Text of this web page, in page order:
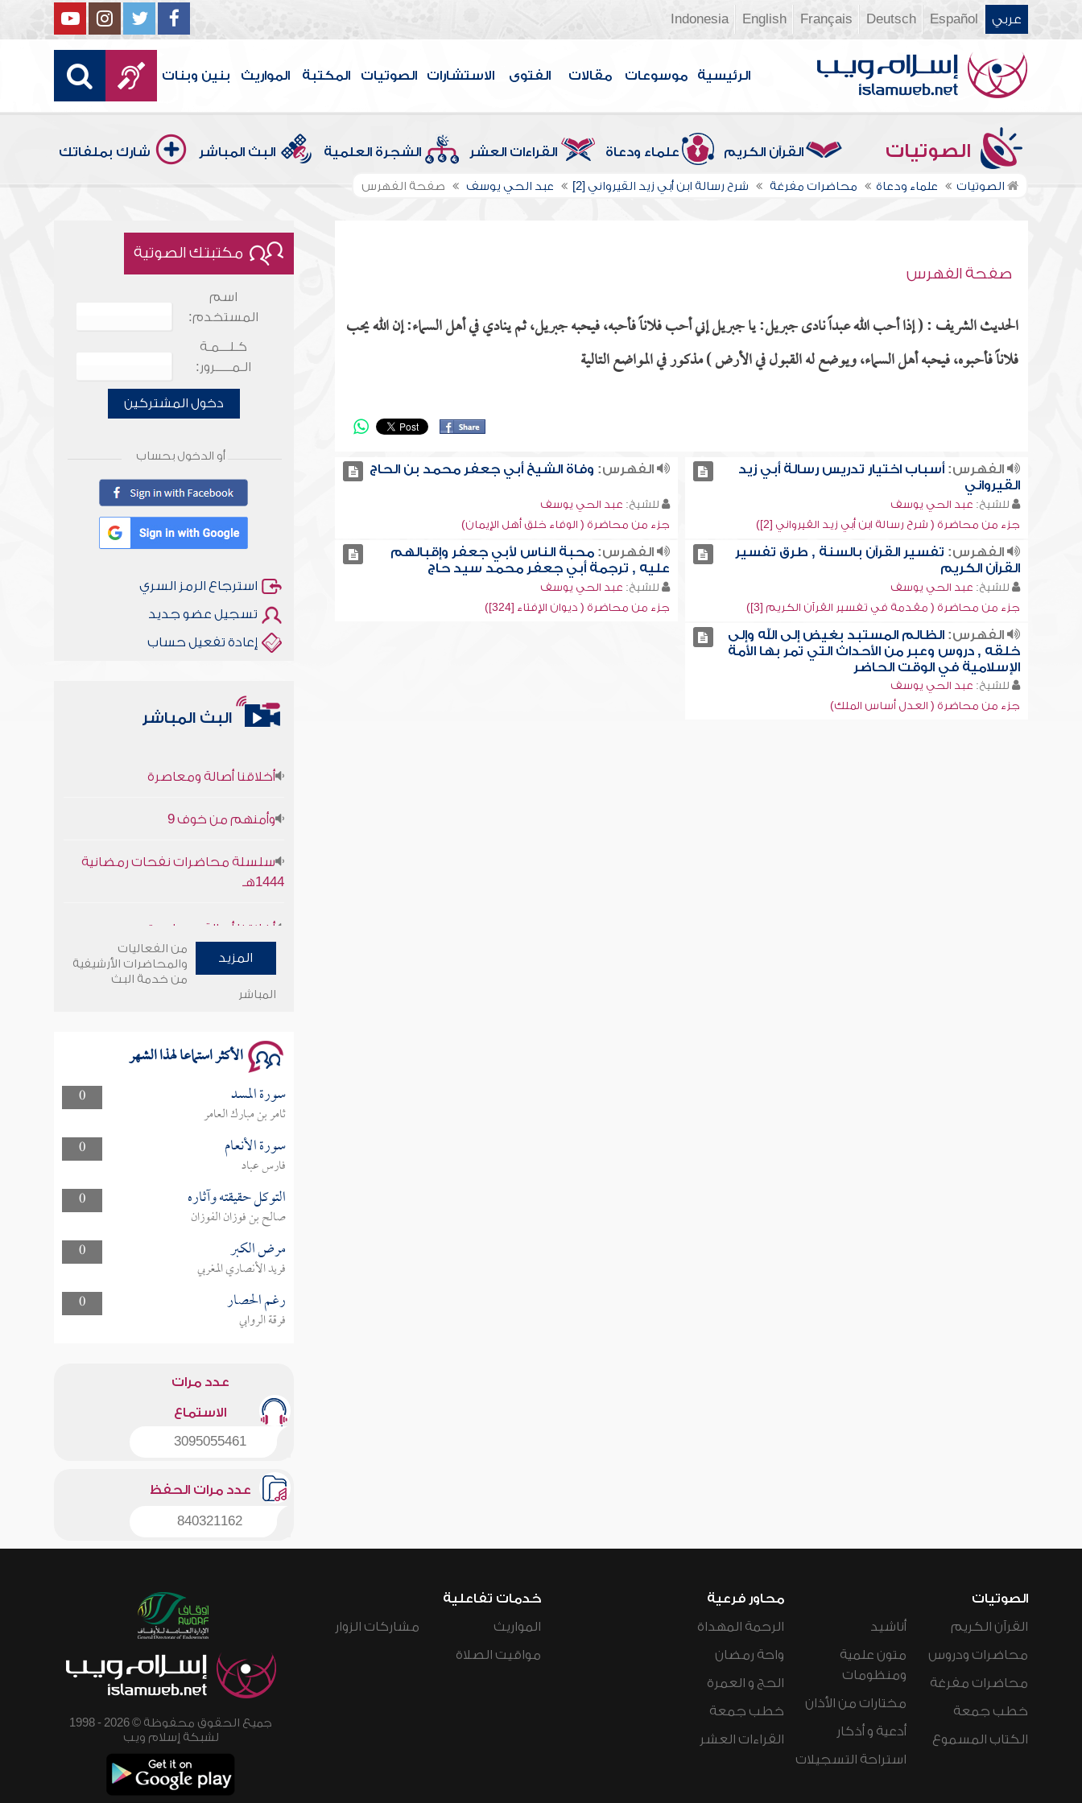
عربي Español
Deutsch
Français
English
Indonesia
الرئيسية موسوعات مقالات الفتوى الاستشارات الصوتيات المكتبة المواريث بنين وبنات
الصوتيات القرآن الكريم علماء ودعاة القراءات العشر الشجرة العلمية البث المباشر شارك بملفاتك
الصوتيات علماء ودعاة محاضرات مفرغة شرح رسالة ابن أبي زيد القيرواني [2] عبد الحي يوسف صفحة الفهرس
صفحة الفهرس
الحديث الشريف : ( إذا أحب الله عبداً نادى جبريل: يا جبريل إني أحب فلاناً فأحبه، فيحبه جبريل، ثم ينادي في أهل السماء: إن الله يحب
فلاناً فأحبوه، فيحبه أهل السماء، ويوضع له القبول في الأرض ) مذكور في المواضع التالية
الفهرس:أسباب اختيار تدريس رسالة أبي زيد
القيرواني
للشيخ: عبد الحي يوسف
جزء من محاضرة ( شرح رسالة ابن أبي زيد القيرواني [2])
الفهرس: وفاة الشيخ أبي جعفر محمد بن الحاج
للشيخ: عبد الحي يوسف
جزء من محاضرة ( الوفاء خلق أهل الإيمان)
الفهرس: تفسير القرآن بالسنة , طرق تفسير
القرآن الكريم
للشيخ: عبد الحي يوسف
جزء من محاضرة ( مقدمة في تفسير القرآن الكريم [3])
الفهرس: محبة الناس لأبي جعفر وإقبالهم
عليه , ترجمة أبي جعفر محمد سيد حاج
للشيخ: عبد الحي يوسف
جزء من محاضرة ( ديوان الإفتاء [324])
الفهرس:الظالم المستبد بغيض إلى الله وإلى
خلقه , دروس وعبر من الأحداث التي تمر بها الأمة
الإسلامية في الوقت الحاضر
للشيخ: عبد الحي يوسف
جزء من محاضرة ( العدل أساس الملك)
مكتبتك الصوتية
اسم
المستخدم:
كـلـــمـة
الـمـــــرور:
دخول المشتركين
أو الدخول بحساب
استرجاع الرمز السري
تسجيل عضو جديد
إعادة تفعيل حساب
البث المباشر
1444هـ
وأمنهم من خوف 9
سلسلة محاضرات نفحات رمضانية
المزيد
من الفعاليات
والمحاضرات الأرشيفية
من خدمة البث
المباشر
الأكثر استماعا لهذا الشهر
0 سورة المسد
ثامر بن مبارك العامر
0
سورة الأنعام
فارس عباد
0
التوكل حقيقته وآثاره
صالح بن فوزان الفوزان
0
مرض الكبر
فريد الأنصاري المغربي
0
رغم الحصار
فرقة الروابي
عدد مرات
الاستماع
3095055461
عدد مرات الحفظ
840321162
الصوتيات
القرآن الكريم
محاضرات ودروس
محاضرات مفرغة
خطب جمعة
الكتاب المسموع
أناشيد
متون علمية
ومنظومات
مختارات من الأذان
أدعية و أذكار
استراحة التسجيلات
محاور فرعية
الرحمة المهداة
واحة رمضان
الحج و العمرة
خطب جمعة
القراءات العشر
خدمات تفاعلية
المواريث
مواقيت الصلاة
مشاركات الزوار
جميع الحقوق محفوظة © 2026 - 1998
لشبكة إسلام ويب